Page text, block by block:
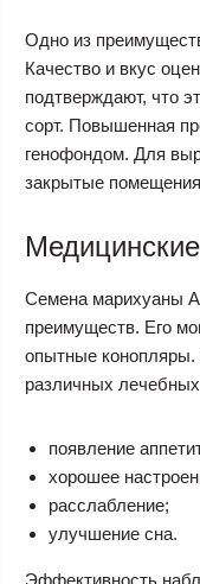
Одно из
Качество и вкус
подтверждают, что
сорт. Повышенная
генофондом. Для
закрытые
Семена марихуаны
преимуществ. Его
опытные
различных
появление
хорошее
расслабление;
улучшение сна.
Эффективность